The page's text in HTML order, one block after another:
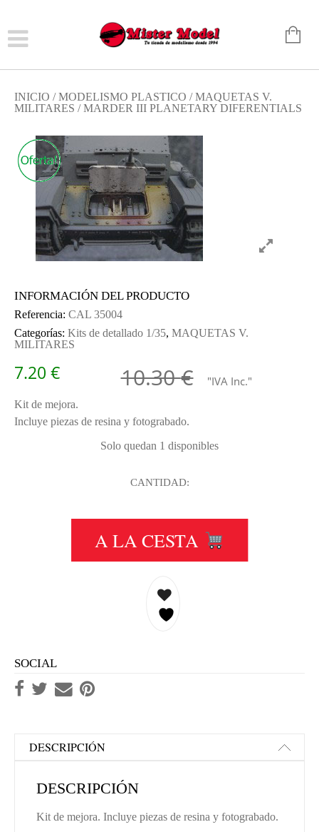
INICIO /MODELISMO PLASTICO /MAQUETAS V.
MILITARES / MARDER III PLANETARY DIFERENTIALS
INFORMACIÓN DEL PRODUCTO
Referencia: CAL 35004
Categorías: Kits de detallado 1/35, MAQUETAS V.
MILITARES
10.30€ El precio
7.20 € El precio
"IVA Inc."
Kit de mejora.
Incluye piezas de resina y fotograbado.
Solo quedan 1 disponibles
CANTIDAD:
MARDER III PLANETARY
A LA CESTA
SOCIAL
DESCRIPCIÓN
DESCRIPCIÓN
Kit de mejora. Incluye piezas de resina y fotograbado.